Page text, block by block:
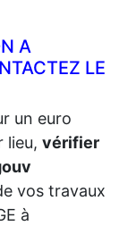
A
LE
un euro
lieu, vérifier
vos travaux
à